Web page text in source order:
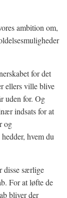
ambition om,
for det
ellers ville blive
uden for. Og
indsats for at
og
hvem du
disse særlige
For at løfte de
bliver der